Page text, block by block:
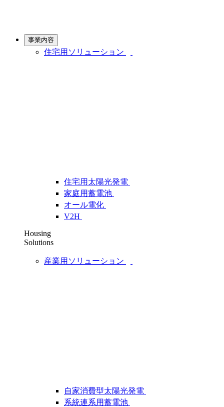
事業内容
住宅用ソリューション
住宅用太陽光発電
家庭用蓄電池
オール電化
V2H
Housing
Solutions
産業用ソリューション
自家消費型太陽光発電
系統連系用蓄電池